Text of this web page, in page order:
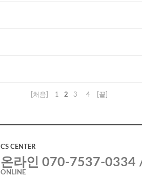
[처음] 1 2 3 4 [끝]
CS CENTER
온라인 070-7537-
ONLINE